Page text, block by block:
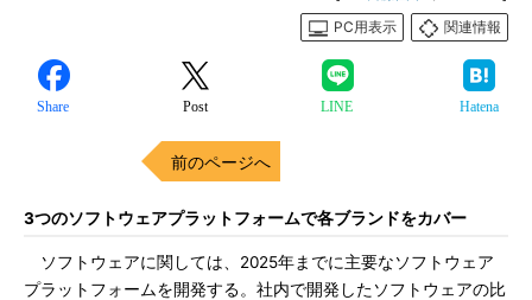
PC用表示
関連情報
Share Post LINE Hatena
前のページへ
3つのソフトウェアプラットフォームで各ブランドをカバー
ソフトウェアに関しては、2025年までに主要なソフトウェア
プラットフォームを開発する。社内で開発したソフトウェアの比